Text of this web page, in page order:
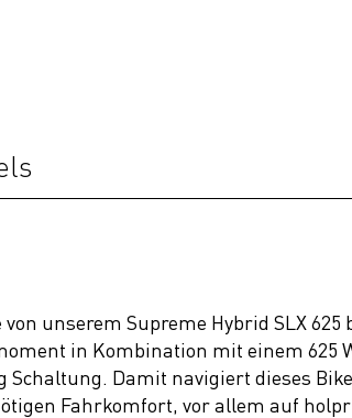
unserem Supreme Hybrid SLX 625
in Kombination mit einem 625
Damit navigiert dieses
Fahrkomfort, vor allem auf